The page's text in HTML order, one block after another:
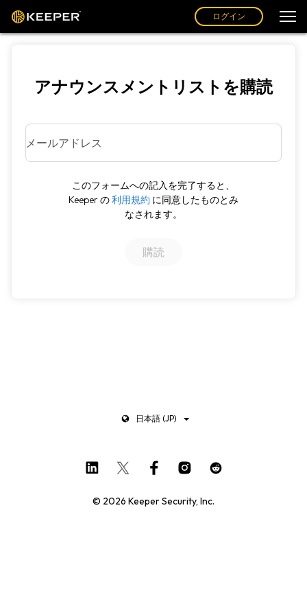
ログイン
アナウンスメントリストを購読
メールアドレス
このフォームへの記入を完了すると、
Keeper の利用規約 に同意したものとみ
なされます。
日本語 (JP)
© 2026 Keeper Security, Inc.